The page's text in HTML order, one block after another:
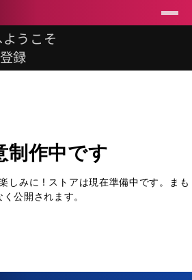
うこそ
録
制作中です
しみに ! ストアは現在準備中です。まも
く公開されます。